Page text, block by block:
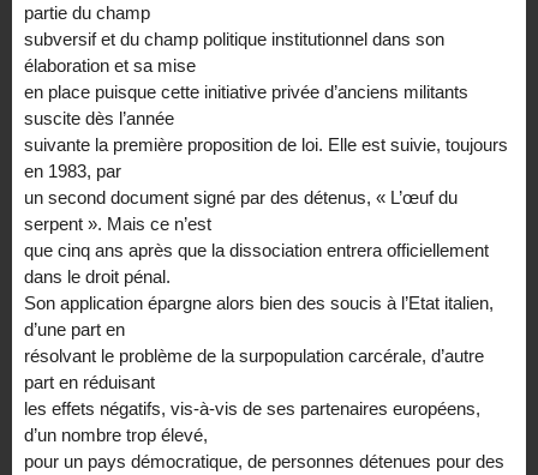
partie du champ
subversif et du champ politique institutionnel dans son
élaboration et sa mise
en place puisque cette initiative privée d’anciens militants
suscite dès l’année
suivante la première proposition de loi. Elle est suivie, toujours
en 1983, par
un second document signé par des détenus, « L’œuf du
serpent ». Mais ce n’est
que cinq ans après que la dissociation entrera officiellement
dans le droit pénal.
Son application épargne alors bien des soucis à l’Etat italien,
d’une part en
résolvant le problème de la surpopulation carcérale, d’autre
part en réduisant
les effets négatifs, vis-à-vis de ses partenaires européens,
d’un nombre trop élevé,
pour un pays démocratique, de personnes détenues pour des